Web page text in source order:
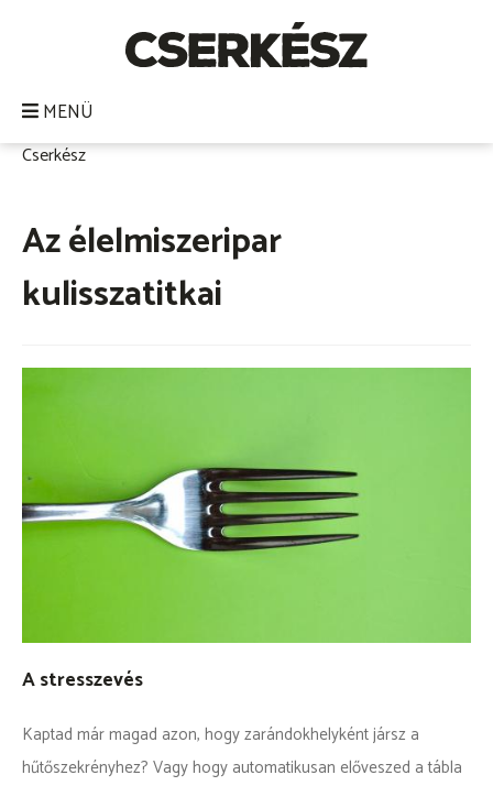
CSERKÉSZ
Kapcsolat
MENÜ
Cserkész
Az élelmiszeripar
kulisszatitkai
A stresszevés
Kaptad már magad azon, hogy zarándokhelyként jársz a
hűtőszekrényhez? Vagy hogy automatikusan előveszed a tábla